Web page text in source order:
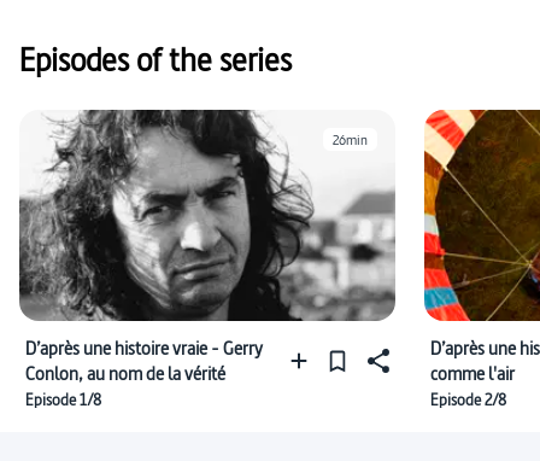
#genre / gender #témoignages, témoins et sources
#cinéma
Episodes of the series
26min
D’après une histoire vraie - Gerry
Conlon, au nom de la vérité
Episode 1/8
D’après une
comme l'air
Episode 2/8